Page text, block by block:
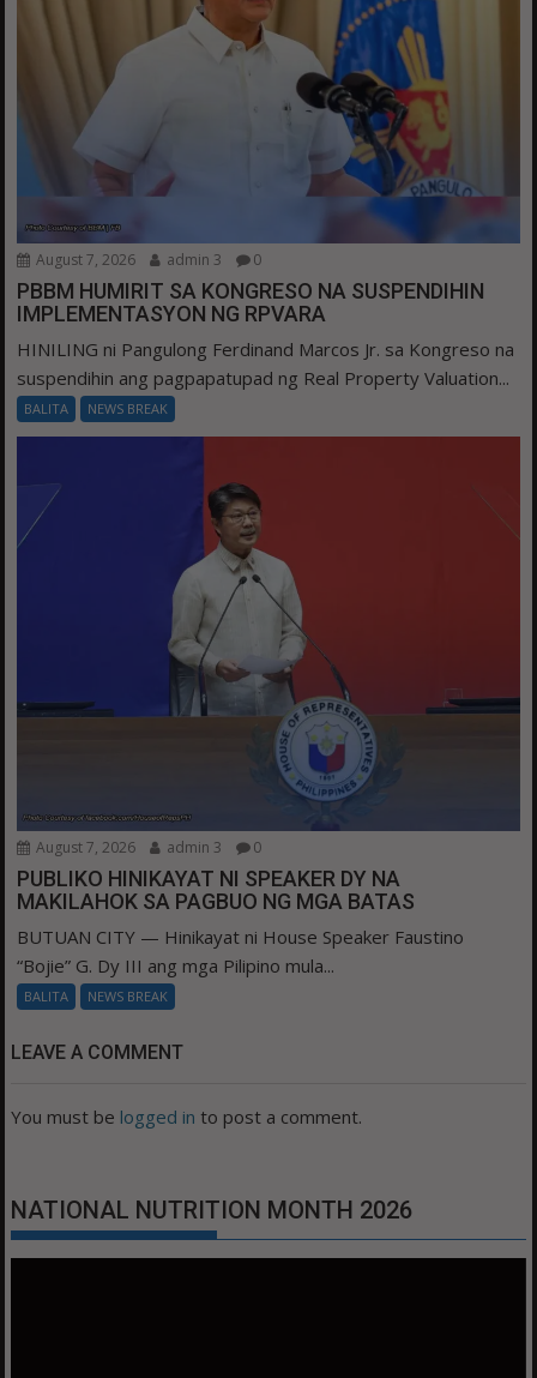
August 7, 2026 admin 3 0
PBBM HUMIRIT SA KONGRESO NA SUSPENDIHIN
IMPLEMENTASYON NG RPVARA
HINILING ni Pangulong Ferdinand Marcos Jr. sa Kongreso na
suspendihin ang pagpapatupad ng Real Property Valuation...
BALITA NEWS BREAK
August 7, 2026 admin 3 0
PUBLIKO HINIKAYAT NI SPEAKER DY NA
MAKILAHOK SA PAGBUO NG MGA BATAS
BUTUAN CITY — Hinikayat ni House Speaker Faustino
“Bojie” G. Dy III ang mga Pilipino mula...
BALITA NEWS BREAK
LEAVE A COMMENT
You must be logged in to post a comment.
NATIONAL NUTRITION MONTH 2026